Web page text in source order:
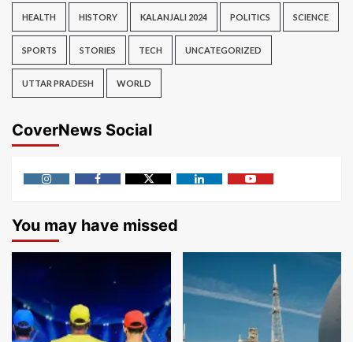
HEALTH HISTORY KALANJALI 2024 POLITICS SCIENCE
SPORTS STORIES TECH UNCATEGORIZED
UTTAR PRADESH WORLD
CoverNews Social
You may have missed